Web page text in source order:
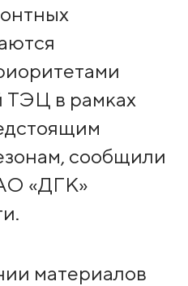
ТЭЦ в рамках
сообщили
«ДГК»
материалов